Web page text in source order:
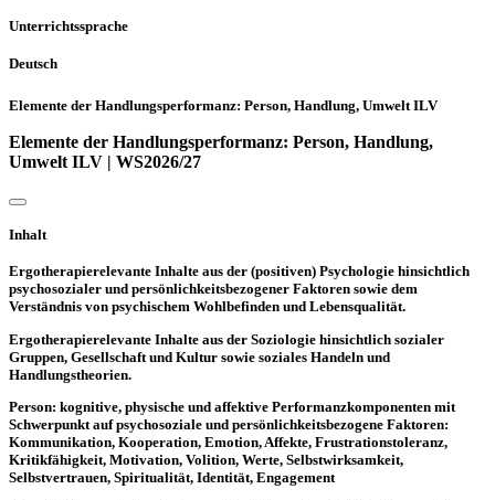
Unterrichtssprache
Deutsch
Elemente der Handlungsperformanz: Person, Handlung, Umwelt ILV
Elemente der Handlungsperformanz: Person, Handlung,
Umwelt ILV | WS2026/27
Inhalt
Ergotherapierelevante Inhalte aus der (positiven) Psychologie hinsichtlich
psychosozialer und persönlichkeitsbezogener Faktoren sowie dem
Verständnis von psychischem Wohlbefinden und Lebensqualität.
Ergotherapierelevante Inhalte aus der Soziologie hinsichtlich sozialer
Gruppen, Gesellschaft und Kultur sowie soziales Handeln und
Handlungstheorien.
Person: kognitive, physische und affektive Performanzkomponenten mit
Schwerpunkt auf psychosoziale und persönlichkeitsbezogene Faktoren:
Kommunikation, Kooperation, Emotion, Affekte, Frustrationstoleranz,
Kritikfähigkeit, Motivation, Volition, Werte, Selbstwirksamkeit,
Selbstvertrauen, Spiritualität, Identität, Engagement